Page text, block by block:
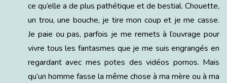
ce qu’elle a de plus pathétique et de bestial. Chouette,
un trou, une bouche, je tire mon coup et je me casse.
Je paie ou pas, parfois je me remets à l’ouvrage pour
vivre tous les fantasmes que je me suis engrangés en
regardant avec mes potes des vidéos pornos. Mais
qu’un homme fasse la même chose à ma mère ou à ma